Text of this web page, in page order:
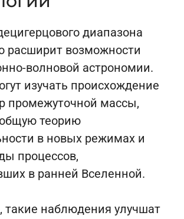
диапазона
расширит возможности
волновой астрономии.
изучать происхождение
промежуточной массы,
теорию
в новых режимах и
процессов,
в ранней Вселенной.
такие наблюдения улучшат